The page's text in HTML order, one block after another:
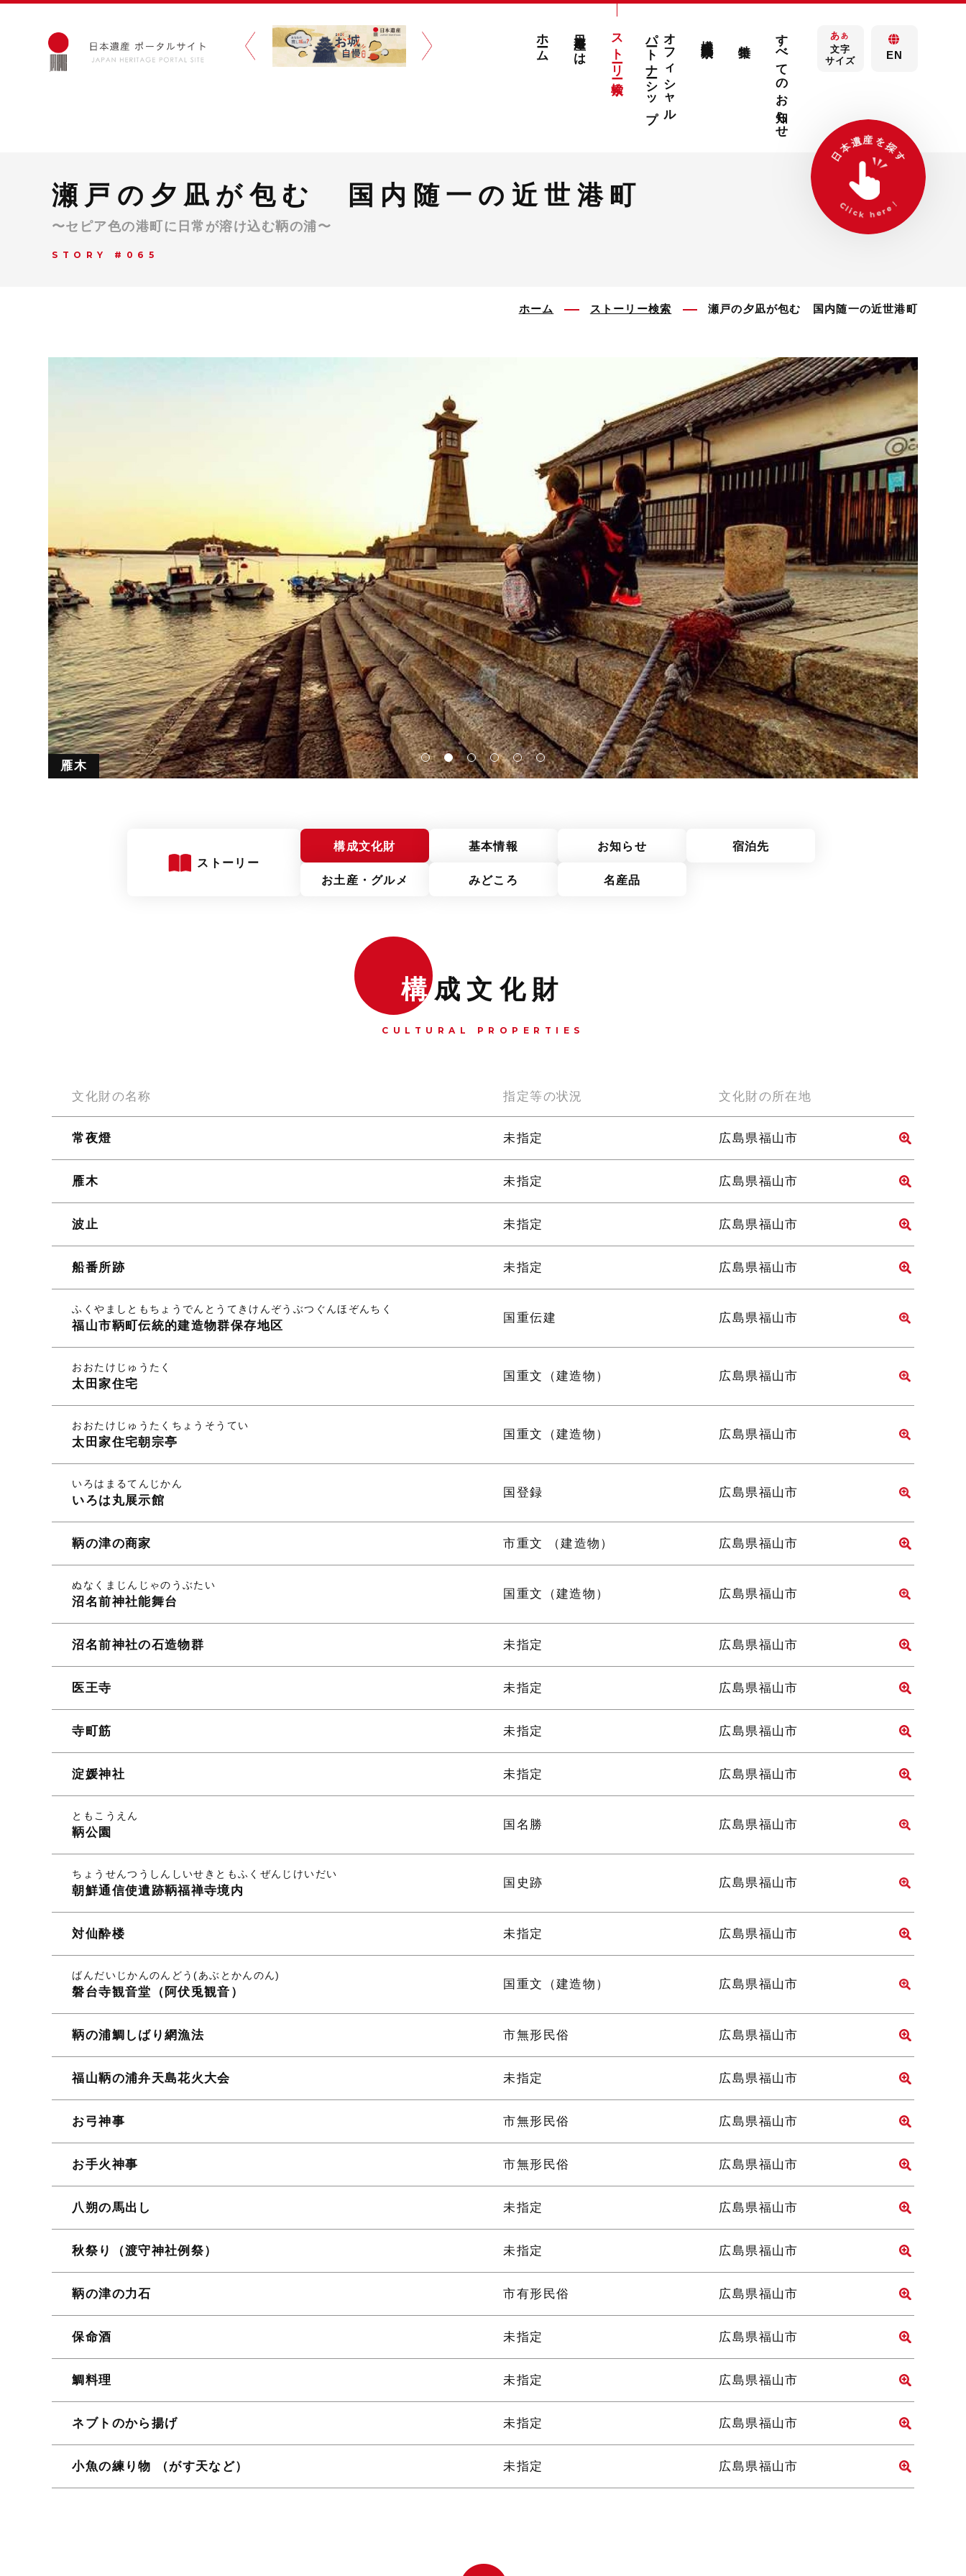
ホーム 日本遺産とは ストーリー検索 オフィシャル
パートナーシップ すべてのお知らせ あ あ
文字
サイズ
EN
瀬戸の夕凪が包む 国内随一の近世港町
〜セピア色の港町に日常が溶け込む鞆の浦〜
STORY #065
ホーム ストーリー検索 瀬戸の夕凪が包む 国内随一の近世港町
雁木
波止
ストーリー
構成文化財 基本情報 お知らせ 宿泊先
お土産・グルメ みどころ 名産品
構成文化財
CULTURAL PROPERTIES
文化財の名称 指定等の状況 文化財の所在地
常夜燈 未指定 広島県福山市
雁木 未指定 広島県福山市
波止 未指定 広島県福山市
船番所跡 未指定 広島県福山市
ふくやましともちょうでんとうてきけんぞうぶつぐんほぞんちく
福山市鞆町伝統的建造物群保存地区
国重伝建 広島県福山市
おおたけじゅうたく
太田家住宅
国重文（建造物） 広島県福山市
おおたけじゅうたくちょうそうてい
太田家住宅朝宗亭
国重文（建造物） 広島県福山市
いろはまるてんじかん
いろは丸展示館
国登録 広島県福山市
鞆の津の商家 市重文 （建造物） 広島県福山市
ぬなくまじんじゃのうぶたい
沼名前神社能舞台
国重文（建造物） 広島県福山市
沼名前神社の石造物群 未指定 広島県福山市
医王寺 未指定 広島県福山市
寺町筋 未指定 広島県福山市
淀媛神社 未指定 広島県福山市
ともこうえん
鞆公園
国名勝 広島県福山市
ちょうせんつうしんしいせきともふくぜんじけいだい
朝鮮通信使遺跡鞆福禅寺境内
国史跡 広島県福山市
対仙酔楼 未指定 広島県福山市
ばんだいじかんのんどう(あぶとかんのん)
磐台寺観音堂（阿伏兎観音）
国重文（建造物） 広島県福山市
鞆の浦鯛しばり網漁法 市無形民俗 広島県福山市
福山鞆の浦弁天島花火大会 未指定 広島県福山市
お弓神事 市無形民俗 広島県福山市
お手火神事 市無形民俗 広島県福山市
八朔の馬出し 未指定 広島県福山市
秋祭り（渡守神社例祭） 未指定 広島県福山市
鞆の津の力石 市有形民俗 広島県福山市
保命酒 未指定 広島県福山市
鯛料理 未指定 広島県福山市
ネブトのから揚げ 未指定 広島県福山市
小魚の練り物 （がす天など） 未指定 広島県福山市